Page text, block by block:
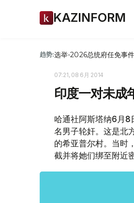
KAZINFORM
趋势:选举-2026总统府任免事件
07:21, 08 6月 2014
印度一对未成
哈通社阿斯塔纳6月8
名男子轮奸。这是北
的希亚普尔村。当时
截并将她们绑至附近